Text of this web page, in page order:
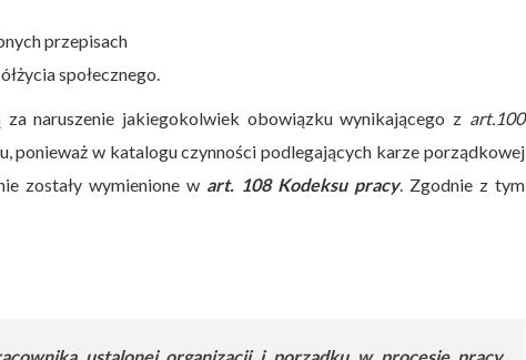
przepisach
społecznego.
naruszenie jakiegokolwiek obowiązku wynikającego z art.100
ponieważ w katalogu czynności podlegających karze porządkowej
zostały wymienione w art. 108 Kodeksu pracy. Zgodnie z tym